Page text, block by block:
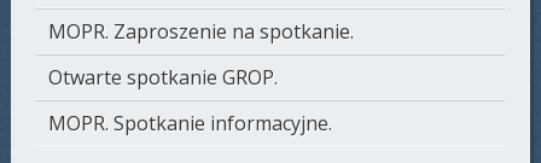
MOPR. Zaproszenie na spotkanie.
Otwarte spotkanie GROP.
MOPR. Spotkanie informacyjne.